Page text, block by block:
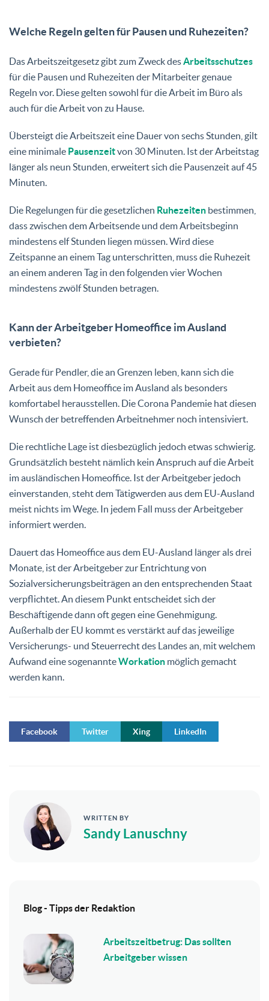
Welche Regeln gelten für Pausen und Ruhezeiten?
Das Arbeitszeitgesetz gibt zum Zweck desArbeitsschutzes
für die Pausen und Ruhezeiten der Mitarbeiter genaue
Regeln vor. Diese gelten sowohl für die Arbeit im Büro als
auch für die Arbeit von zu Hause.
Übersteigt die Arbeitszeit eine Dauer von sechs Stunden, gilt
eine minimale Pausenzeitvon 30 Minuten. Ist der Arbeitstag
länger als neun Stunden, erweitert sich die Pausenzeit auf 45
Minuten.
Die Regelungen für die gesetzlichen Ruhezeiten bestimmen,
dass zwischen dem Arbeitsende und dem Arbeitsbeginn
mindestens elf Stunden liegen müssen. Wird diese
Zeitspanne an einem Tag unterschritten, muss die Ruhezeit
an einem anderen Tag in den folgenden vier Wochen
mindestens zwölf Stunden betragen.
Kann der Arbeitgeber Homeoffice im Ausland
verbieten?
Gerade für Pendler, die an Grenzen leben, kann sich die
Arbeit aus dem Homeoffice im Ausland als besonders
komfortabel herausstellen. Die Corona Pandemie hat diesen
Wunsch der betreffenden Arbeitnehmer noch intensiviert.
Die rechtliche Lage ist diesbezüglich jedoch etwas schwierig.
Grundsätzlich besteht nämlich kein Anspruch auf die Arbeit
im ausländischen Homeoffice. Ist der Arbeitgeber jedoch
einverstanden, steht dem Tätigwerden aus dem EU-Ausland
meist nichts im Wege. In jedem Fall muss der Arbeitgeber
informiert werden.
Dauert das Homeoffice aus dem EU-Ausland länger als drei
Monate, ist der Arbeitgeber zur Entrichtung von
Sozialversicherungsbeiträgen an den entsprechenden Staat
verpflichtet. An diesem Punkt entscheidet sich der
Beschäftigende dann oft gegen eine Genehmigung.
Außerhalb der EU kommt es verstärkt auf das jeweilige
Versicherungs- und Steuerrecht des Landes an, mit welchem
Aufwand eine sogenannteWorkation möglich gemacht
werden kann.
Facebook Twitter Xing LinkedIn
WRITTEN BY
Sandy Lanuschny
Blog - Tipps der Redaktion
Arbeitszeitbetrug: Das sollten
Arbeitgeber wissen